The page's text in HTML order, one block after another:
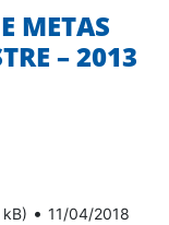
METAS
– 2013
kB) • 11/04/2018